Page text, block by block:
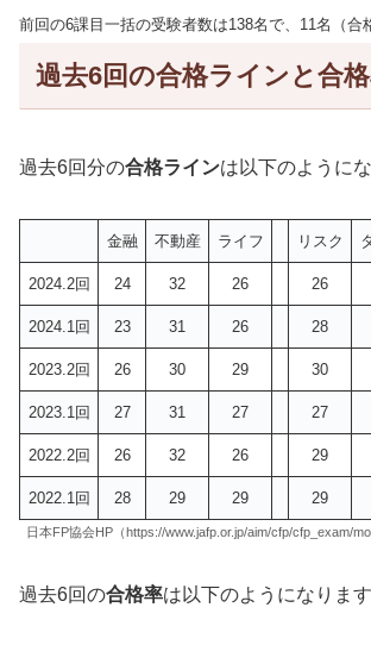
前回の6課目一括の受験者数は138名で、11名（合
過去6回の合格ラインと合
過去6回分の合格ラインは以下のようにな
金融 不動産 ライフ リスク
2024.2回 24 32 26 26
2024.1回 23 31 26 28
2023.2回 26 30 29 30
2023.1回 27 31 27 27
2022.2回 26 32 26 29
2022.1回 28 29 29 29
日本FP協会HP（https://www.jafp.or.jp/aim/cfp/cfp_exam/
過去6回の合格率は以下のようになります